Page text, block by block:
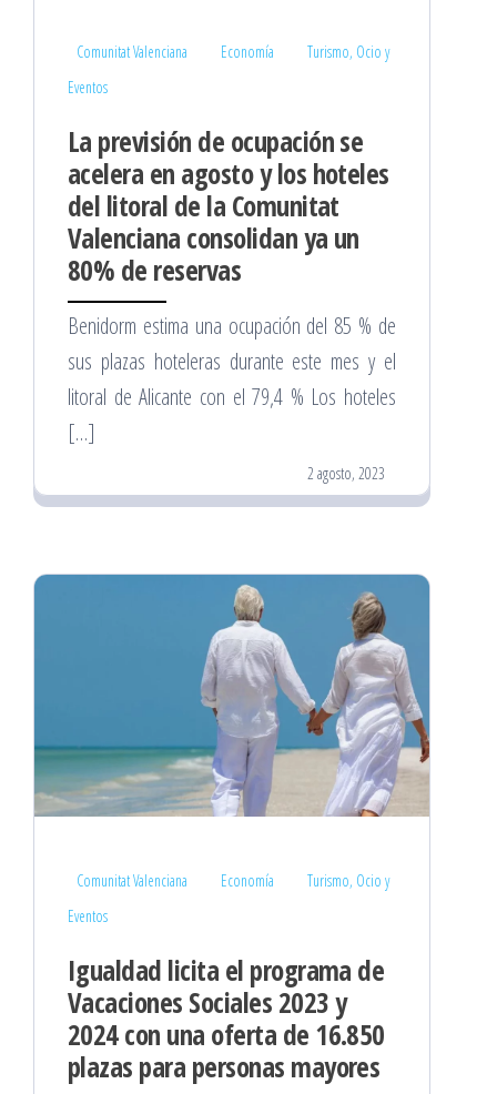
Comunitat Valenciana Economía
Turismo, Ocio y
Eventos
La previsión de ocupación se
acelera en agosto y los hoteles
del litoral de la Comunitat
Valenciana consolidan ya un
80% de reservas
Benidorm estima una ocupación del 85 % de
sus plazas hoteleras durante este mes y el
litoral de Alicante con el 79,4 % Los hoteles
[…]
2 agosto, 2023
Comunitat Valenciana Economía
Turismo, Ocio y
Eventos
Igualdad licita el programa de
Vacaciones Sociales 2023 y
2024 con una oferta de 16.850
plazas para personas mayores